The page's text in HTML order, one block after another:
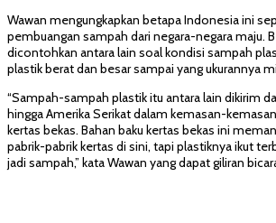
Wawan mengungkapkan betapa Indonesia ini
pembuangan sampah dari negara-negara maju.
dicontohkan antara lain soal kondisi sampah
plastik berat dan besar sampai yang ukurannya
“Sampah-sampah plastik itu antara lain dikirim
hingga Amerika Serikat dalam kemasan-
kertas bekas. Bahan baku kertas bekas ini
pabrik-pabrik kertas di sini, tapi plastiknya ikut
jadi sampah,” kata Wawan yang dapat giliran